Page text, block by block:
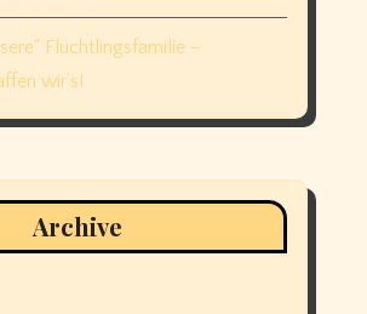
Flüchtlingsfamilie –
wir’s!
Archive